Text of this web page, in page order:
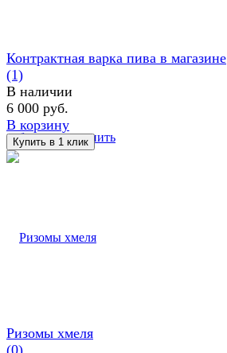
избранное сравнить
Контрактная варка пива в магазине
(1)
В наличии
6 000 руб.
В корзину
Ризомы хмеля